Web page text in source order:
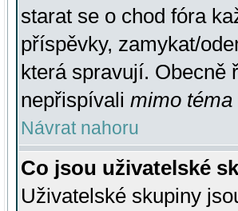
starat se o chod fóra
příspěvky, zamykat/
která spravují. Obecně
nepřispívali mimo téma
Návrat nahoru
Co jsou uživatelské
Uživatelské skupiny